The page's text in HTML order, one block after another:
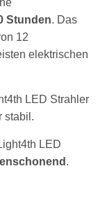
Stunden. Das
12
elektrischen
LED Strahler
stabil.
LED
.